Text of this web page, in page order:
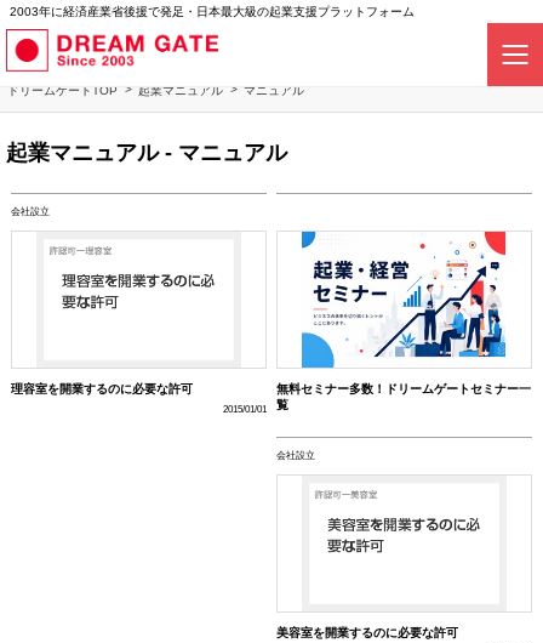
2003年に経済産業省後援で発足・日本最大級の起業支援プラットフォーム
ドリームゲートTOP 起業マニュアル マニュアル
起業マニュアル - マニュアル
会社設立
理容室を開業するのに必要な許可
2015/01/01
無料セミナー多数！ドリームゲートセミナー一
覧
会社設立
美容室を開業するのに必要な許可